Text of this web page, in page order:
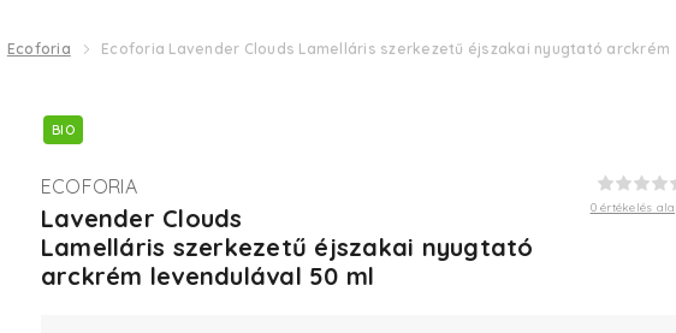
Ecoforia
Ecoforia Lavender Clouds Lamelláris szerkezetű éjszakai nyugtató arckrém
BIO
0 értékelés
ECOFORIA
Lavender Clouds
Lamelláris szerkezetű éjszakai nyugtató
arckrém levendulával 50 ml